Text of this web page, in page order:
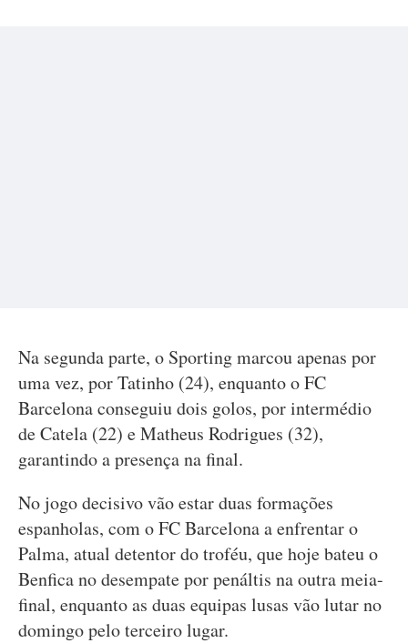
Na segunda parte, o Sporting marcou apenas por
uma vez, por Tatinho (24), enquanto o FC
Barcelona conseguiu dois golos, por intermédio
de Catela (22) e Matheus Rodrigues (32),
garantindo a presença na final.
No jogo decisivo vão estar duas formações
espanholas, com o FC Barcelona a enfrentar o
Palma, atual detentor do troféu, que hoje bateu o
Benfica no desempate por penáltis na outra meia-
final, enquanto as duas equipas lusas vão lutar no
domingo pelo terceiro lugar.